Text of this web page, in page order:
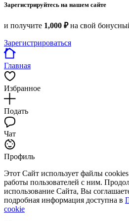
Зарегистрируйтесь на нашем сайте
и получите 1,000 ₽на свой
Зарегистрироваться
Главная
Избранное
Подать
Чат
Профиль
Этот Сайт использует файлы
работы пользователей с ним.
использование Сайта, Вы
подробная информация доступна в
cookie